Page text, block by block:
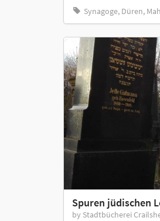
Synagoge, Düren,
Spuren jüdischen
by Stadtbücherei